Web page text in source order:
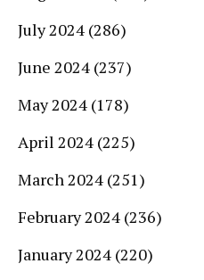
July 2024 (286)
June 2024 (237)
May 2024 (178)
April 2024 (225)
March 2024 (251)
February 2024 (236)
January 2024 (220)